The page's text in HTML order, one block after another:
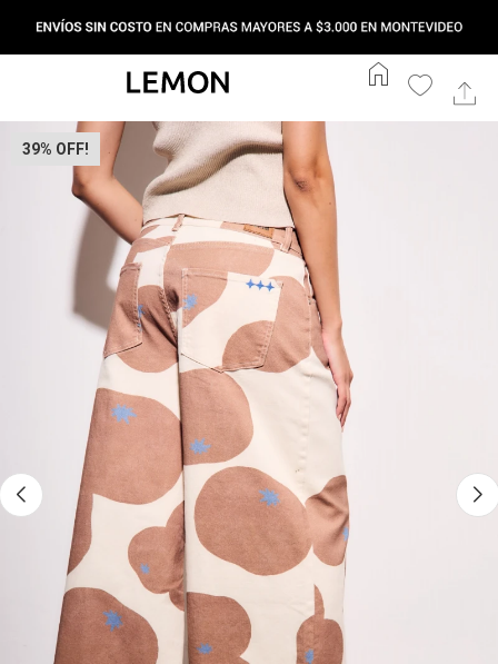
home
39